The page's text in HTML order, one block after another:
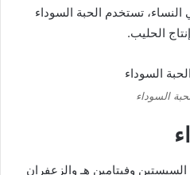
النساء، تستخدم الحبة السوداء
الحليب.
السوداء
وفيتامين هـ والزعفران